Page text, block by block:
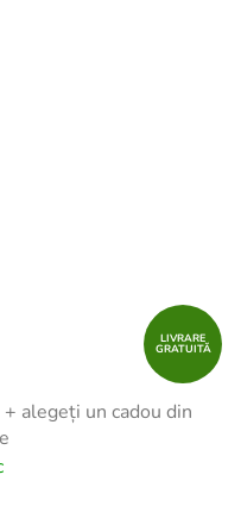
LIVRARE
GRATUITĂ
+ alegeți un cadou din